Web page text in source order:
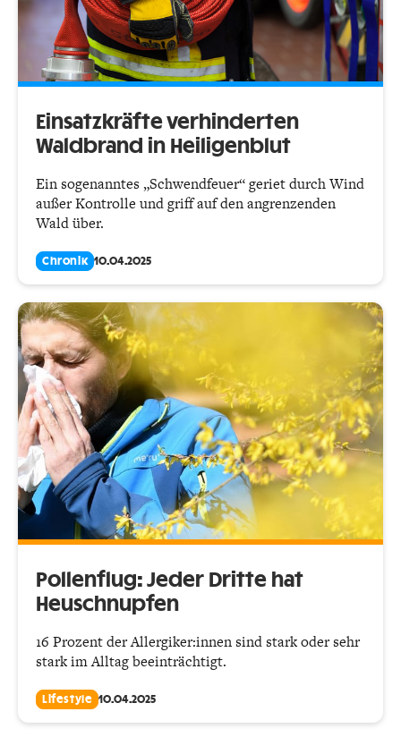
Einsatzkräfte verhinderten
Waldbrand in Heiligenblut
Ein sogenanntes „Schwendfeuer“ geriet durch Wind
außer Kontrolle und griff auf den angrenzenden
Wald über.
Chronik 10.04.2025
Pollenflug: Jeder Dritte hat
Heuschnupfen
16 Prozent der Allergiker:innen sind stark oder sehr
stark im Alltag beeinträchtigt.
Lifestyle 10.04.2025